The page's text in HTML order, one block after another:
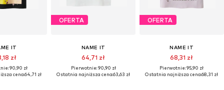
IT
zł
90,90 zł
cena:64,71 zł
OFERTA
NAME IT
64,71 zł
Pierwotnie: 90,90 zł
Ostatnia najniższa cena:63,63 zł
OFERTA
NAME IT
68,31 zł
Pierwotnie: 95,90 zł
Ostatnia najniższa cena:68,31 zł